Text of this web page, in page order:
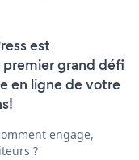
est
grand défi
en ligne de votre
engage,
?